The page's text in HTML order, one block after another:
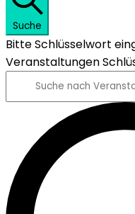
Suche
Bitte Schlüsselwort
Veranstaltungen